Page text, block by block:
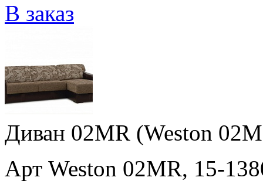
В заказ
Диван 02MR (Weston
Арт Weston 02MR, 15-